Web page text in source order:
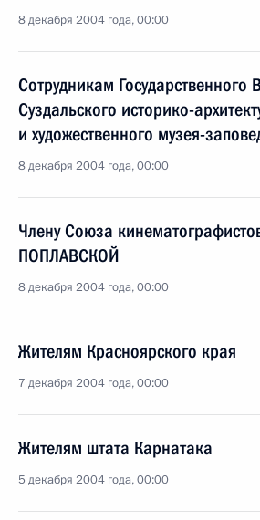
8 декабря 2004 года, 00:00
Сотрудникам Государственного
Суздальского историко-
и художественного музея-
8 декабря 2004 года, 00:00
Члену Союза
ПОПЛАВСКОЙ
8 декабря 2004 года, 00:00
Жителям Красноярского края
7 декабря 2004 года, 00:00
Жителям штата Карнатака
5 декабря 2004 года, 00:00